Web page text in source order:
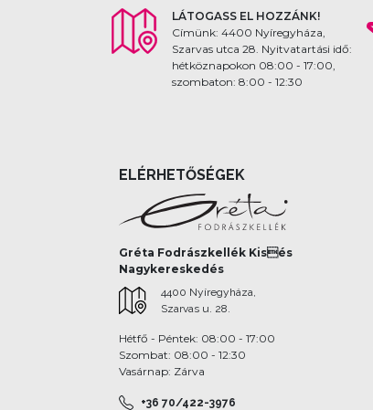
LÁTOGASS EL HOZZÁNK!
Címünk: 4400 Nyíregyháza,
Szarvas utca 28. Nyitvatartási idő:
hétköznapokon 08:00 - 17:00,
szombaton: 8:00 - 12:30
ELÉRHETŐSÉGEK
Gréta Fodrászkellék Kisés
Nagykereskedés
4400 Nyíregyháza,
Szarvas u. 28.
Hétfő - Péntek: 08:00 - 17:00
Szombat: 08:00 - 12:30
Vasárnap: Zárva
+36 70/422-3976